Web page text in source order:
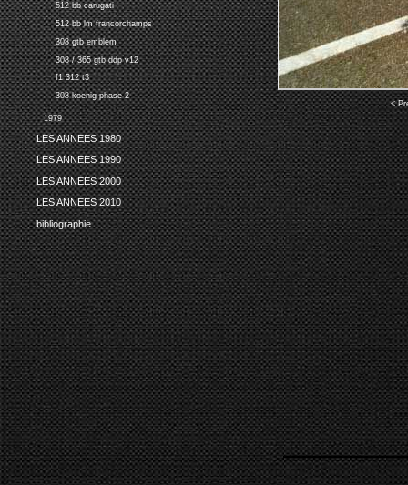
512 bb carugati
512 bb lm francorchamps
308 gtb emblem
308 / 365 gtb ddp v12
f1 312 t3
308 koenig phase 2
1979
LES ANNEES 1980
LES ANNEES 1990
LES ANNEES 2000
LES ANNEES 2010
bibliographie
<